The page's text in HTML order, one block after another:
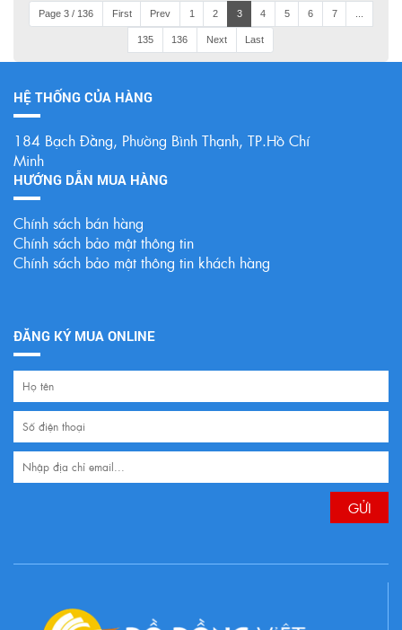
Page 3 / 136 First Prev 1 2 3 4 5 6 7
135 136 Next Last
HỆ THỐNG CỦA HÀNG
184 Bạch Đằng, Phường Bình Thạnh, TP.Hồ Chí
Minh
HƯỚNG DẪN MUA HÀNG
Chính sách bán hàng
Chính sách bảo mật thông tin
Chính sách bảo mật thông tin khách hàng
ĐĂNG KÝ MUA ONLINE